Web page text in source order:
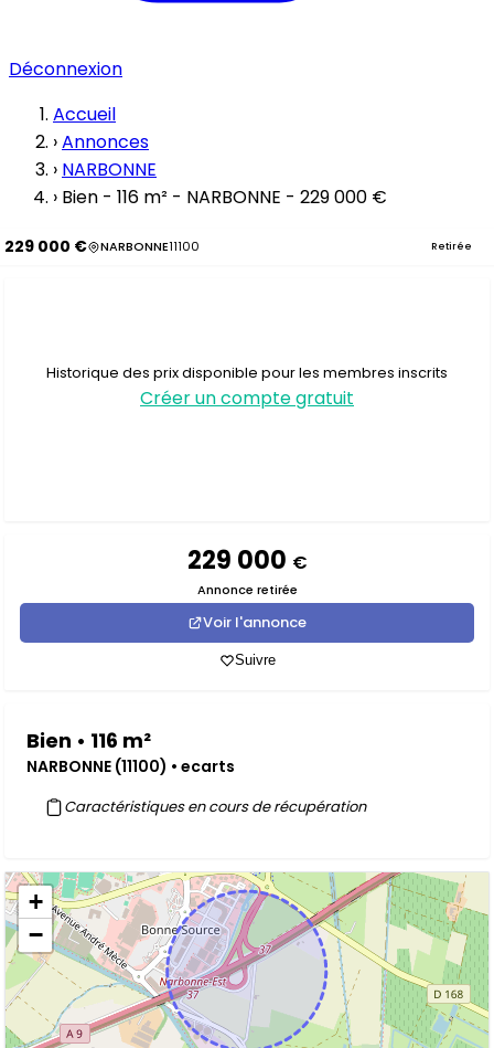
Déconnexion
Accueil
›Annonces
› NARBONNE
› Bien - 116 m² - NARBONNE - 229 000 €
229 000 € NARBONNE11100 Retirée
Historique des prix disponible pour les membres inscrits
Créer un compte gratuit
229 000 €
Annonce retirée
Voir l'annonce
Suivre
Bien • 116 m²
NARBONNE (11100) • ecarts
Caractéristiques en cours de récupération
+
−